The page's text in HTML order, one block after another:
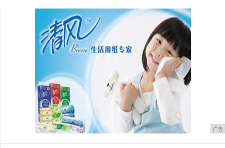
一款小巧型的智能手机，该有的功能因有尽
广告